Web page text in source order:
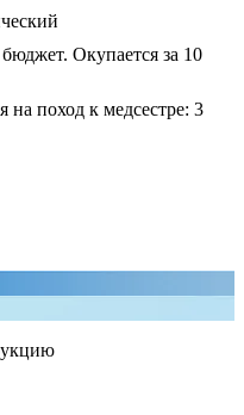
Окупается за 10
поход к медсестре: 3